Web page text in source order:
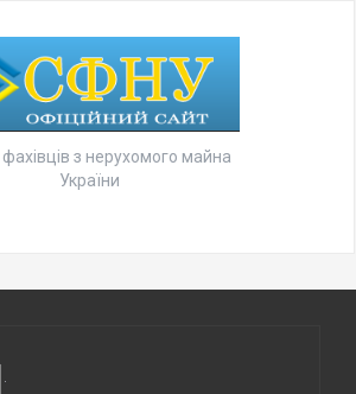
фахівців з нерухомого майна
України